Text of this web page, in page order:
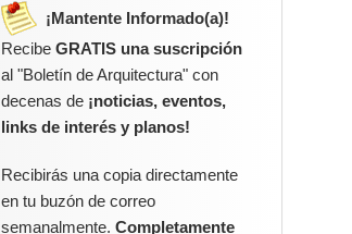
¡Mantente Informado(a)!
Recibe GRATIS una suscripción
al "Boletín de Arquitectura" con
decenas de ¡noticias, eventos,
links de interés y planos!
Recibirás una copia directamente
en tu buzón de correo
semanalmente. Completamente